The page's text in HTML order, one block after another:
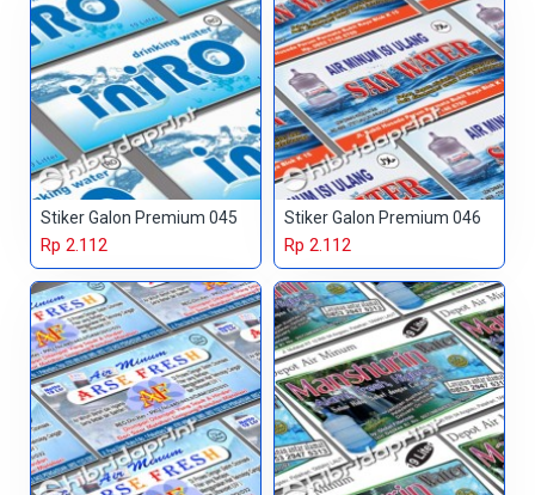
Stiker Galon Premium 045
Rp 2.112
Stiker Galon Premium 046
Rp 2.112